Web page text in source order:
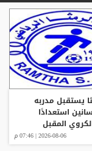
يستقبل مدربه
استعدادًا
المقبل
2026-08-06 | 07:46 م